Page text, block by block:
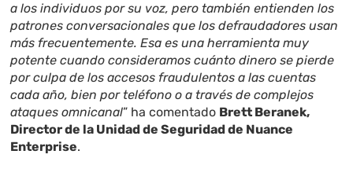
a los individuos por su voz, pero también entienden los
patrones conversacionales que los defraudadores usan
más frecuentemente. Esa es una herramienta muy
potente cuando consideramos cuánto dinero se pierde
por culpa de los accesos fraudulentos a las cuentas
cada año, bien por teléfono o a través de complejos
ataques omnicanal” ha comentado Brett Beranek,
Director de la Unidad de Seguridad de Nuance
Enterprise.